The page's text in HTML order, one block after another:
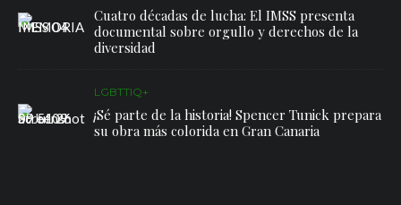
Cuatro décadas de lucha: El IMSS presenta
documental sobre orgullo y derechos de la
diversidad
LGBTTIQ+
¡Sé parte de la historia! Spencer Tunick prepara
su obra más colorida en Gran Canaria